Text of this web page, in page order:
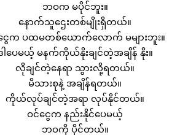
ဘဝက မပိုင်ဘူး။
နောက်သူဌေးတစ်မျိုးရှိတယ်။
ေက ပထမတစ်ယောက်လောက် မများဘူး။
ါပေမယ့် မနက်ကိုယ်နိုးချင်တဲ့အချိန် နိုး။
လိုချင်တဲ့နေရာ သွားလို့ရတယ်။
မိသားစုနဲ့ အချိန်ရတယ်။
ကိုယ်လုပ်ချင်တဲ့အရာ လုပ်နိုင်တယ်။
ဝင်ငွေက နည်းနိုင်ပေမယ့်
ဘဝကို ပိုင်တယ်။